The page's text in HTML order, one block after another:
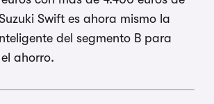
Swift es ahora mismo la
del segmento B para
ahorro.